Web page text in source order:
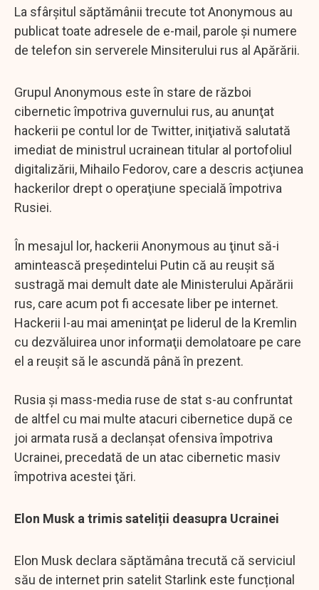
La sfârșitul săptămânii trecute tot Anonymous au
publicat toate adresele de e-mail, parole și numere
de telefon sin serverele Minsiterului rus al Apărării.
Grupul Anonymous este în stare de război
cibernetic împotriva guvernului rus, au anunţat
hackerii pe contul lor de Twitter, iniţiativă salutată
imediat de ministrul ucrainean titular al portofoliul
digitalizării, Mihailo Fedorov, care a descris acţiunea
hackerilor drept o operaţiune specială împotriva
Rusiei.
În mesajul lor, hackerii Anonymous au ţinut să-i
amintească preşedintelui Putin că au reuşit să
sustragă mai demult date ale Ministerului Apărării
rus, care acum pot fi accesate liber pe internet.
Hackerii l-au mai ameninţat pe liderul de la Kremlin
cu dezvăluirea unor informaţii demolatoare pe care
el a reuşit să le ascundă până în prezent.
Rusia şi mass-media ruse de stat s-au confruntat
de altfel cu mai multe atacuri cibernetice după ce
joi armata rusă a declanşat ofensiva împotriva
Ucrainei, precedată de un atac cibernetic masiv
împotriva acestei ţări.
Elon Musk a trimis sateliții deasupra Ucrainei
Elon Musk declara săptămâna trecută că serviciul
său de internet prin satelit Starlink este funcțional